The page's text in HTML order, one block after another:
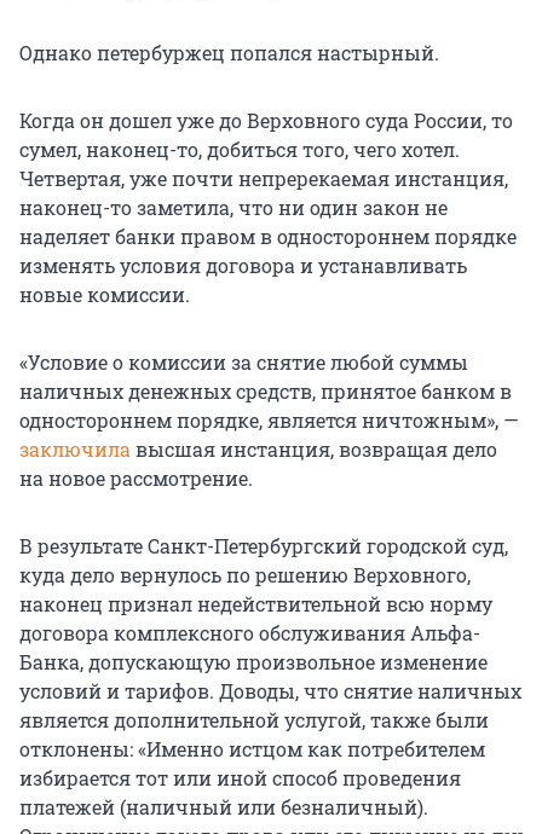
Однако петербуржец попался настырный.
Когда он дошел уже до Верховного суда России, то
сумел, наконец-то, добиться того, чего хотел.
Четвертая, уже почти непререкаемая инстанция,
наконец-то заметила, что ни один закон не
наделяет банки правом в одностороннем порядке
изменять условия договора и устанавливать
новые комиссии.
«Условие о комиссии за снятие любой суммы
наличных денежных средств, принятое банком в
одностороннем порядке, является ничтожным», —
заключила высшая инстанция, возвращая дело
на новое рассмотрение.
В результате Санкт-Петербургский городской суд,
куда дело вернулось по решению Верховного,
наконец признал недействительной всю норму
договора комплексного обслуживания Альфа-
Банка, допускающую произвольное изменение
условий и тарифов. Доводы, что снятие наличных
является дополнительной услугой, также были
отклонены: «Именно истцом как потребителем
избирается тот или иной способ проведения
платежей (наличный или безналичный).